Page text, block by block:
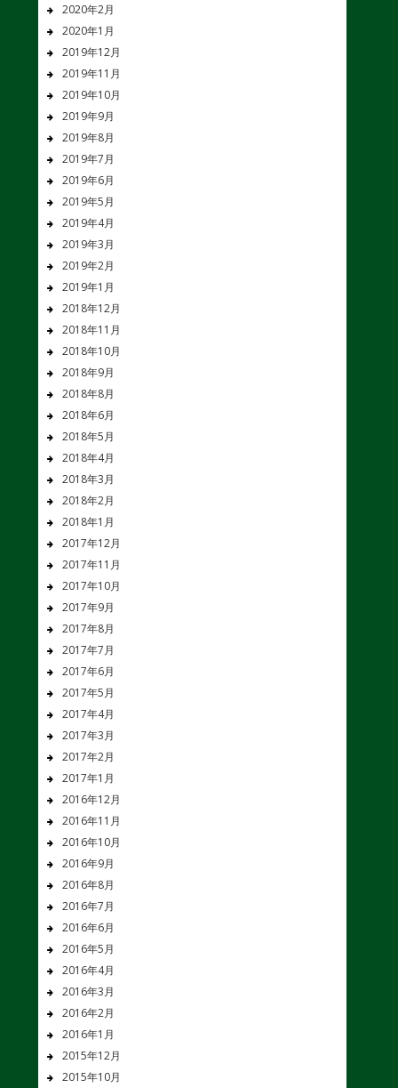
2020年2月
2020年1月
2019年12月
2019年11月
2019年10月
2019年9月
2019年8月
2019年7月
2019年6月
2019年5月
2019年4月
2019年3月
2019年2月
2019年1月
2018年12月
2018年11月
2018年10月
2018年9月
2018年8月
2018年6月
2018年5月
2018年4月
2018年3月
2018年2月
2018年1月
2017年12月
2017年11月
2017年10月
2017年9月
2017年8月
2017年7月
2017年6月
2017年5月
2017年4月
2017年3月
2017年2月
2017年1月
2016年12月
2016年11月
2016年10月
2016年9月
2016年8月
2016年7月
2016年6月
2016年5月
2016年4月
2016年3月
2016年2月
2016年1月
2015年12月
2015年10月